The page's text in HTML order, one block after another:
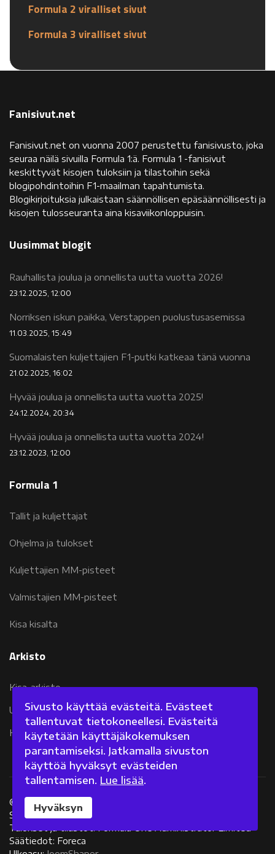
Formula 2 viralliset sivut
Formula 3 viralliset sivut
Fanisivut.net
Fanisivut.net on vuonna 2007 perustettu fanisivusto, joka
seuraa näilä sivuilla Formula 1:ä. Formula 1 -fanisivut
keskittyvät kisojen tuloksiin ja tilastoihin sekä
blogipohdintoihin F1-maailman tapahtumista.
Blogikirjoituksia julkaistaan säännöllisen epäsäännöllisesti ja
kisojen tulosseuranta aina kisaviikonloppuisin.
Uusimmat blogit
Rauhallista joulua ja onnellista uutta vuotta 2026!
23.12.2025, 12:00
Norriksen iskun paikka, Verstappen puolustusasemissa
11.03.2025, 15:49
Suomalaisten kuljettajien F1-putki katkeaa tänä vuonna
21.02.2025, 16:02
Hyvää joulua ja onnellista uutta vuotta 2025!
24.12.2024, 20:34
Hyvää joulua ja onnellista uutta vuotta 2024!
23.12.2023, 12:00
Formula 1
Tallit ja kuljettajat
Ohjelma ja tulokset
Kuljettajien MM-pisteet
Valmistajien MM-pisteet
Kisa kisalta
Arkisto
Kisa-arkisto
Uutisarkisto 2007-2011
Kolumniarkisto 2007-2011
©
2026 Fanisivut.net
Sisältötuotanto: Jarkko Nieminen
Tulokset ja tilastot: Formula One Administrator Limited
Säätiedot: Foreca
Sivusto käyttää evästeitä. Evästeet
tallentuvat tietokoneellesi. Evästeitä
käytetään käyttäjäkokemuksen
parantamiseksi. Jatkamalla sivuston
käyttöä hyväksyt evästeiden
tallentamisen. Lue lisää.
Hyväksyn